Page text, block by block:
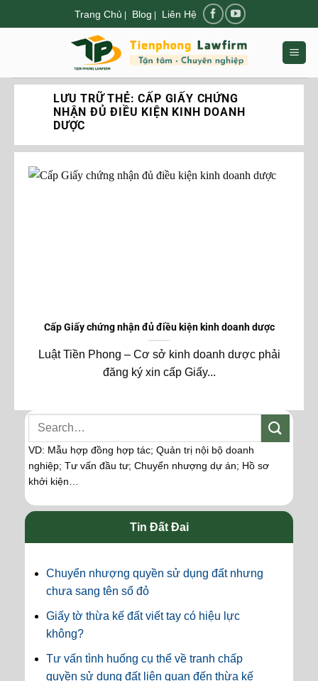
đến
Trang Chủ | Blog | Liên Hệ
LƯU TRỮ THẺ:CẤP GIẤY CHỨNG
NHẬN ĐỦ ĐIỀU KIỆN KINH DOANH
DƯỢC
Cấp Giấy chứng nhận đủ điều kiện kinh doanh dược
Luật Tiền Phong – Cơ sở kinh doanh dược phải
đăng ký xin cấp Giấy...
VD: Mẫu hợp đồng hợp tác; Quản trị nội bộ doanh
nghiệp; Tư vấn đầu tư; Chuyển nhượng dự án; Hồ sơ
khởi kiện…
Tin Đất Đai
Chuyển nhượng quyền sử dụng đất nhưng
chưa sang tên sổ đỏ
Giấy tờ thừa kế đất viết tay có hiệu lực
không?
Tư vấn tình huống cụ thể về tranh chấp
quyền sử dụng đất liên quan đến thừa kế